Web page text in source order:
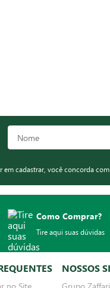
em cadastrar, você concorda
Como Comprar?
Tire aqui suas dúvidas
NOSSOS